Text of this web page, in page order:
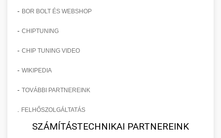
- BOR BOLT ÉS WEBSHOP
- CHIPTUNING
- CHIP TUNING VIDEO
- WIKIPEDIA
- TOVÁBBI PARTNEREINK
FELHŐSZOLGÁLTATÁS
SZÁMÍTÁSTECHNIKAI PARTNEREINK